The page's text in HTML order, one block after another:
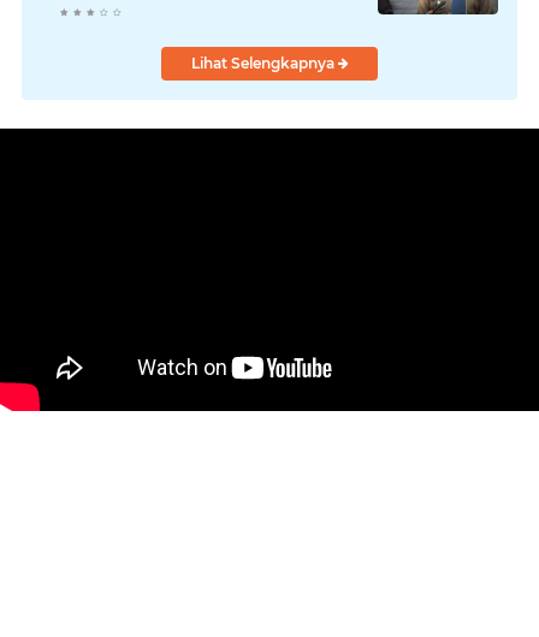
Lihat Selengkapnya